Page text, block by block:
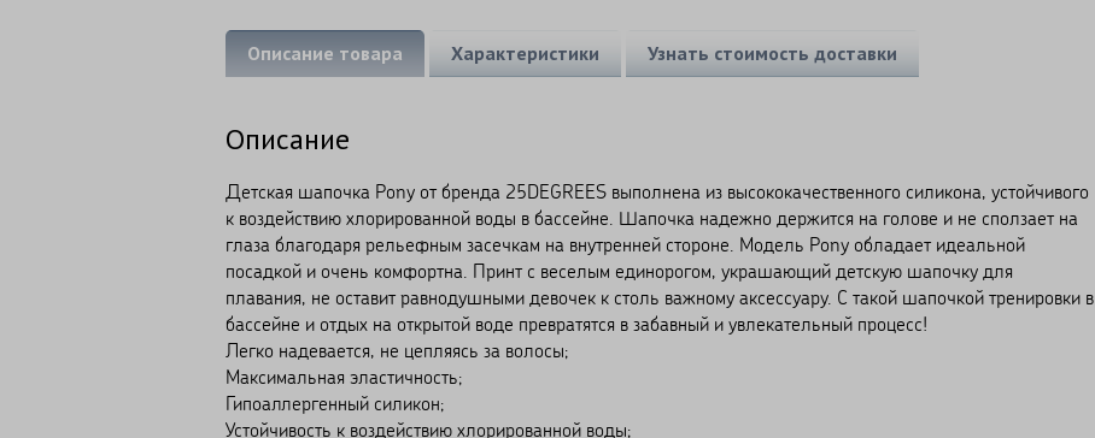
Описание товара Характеристики Узнать стоимость доставки
Описание
Детская шапочка Pony от бренда 25DEGREES выполнена из высококачественного силикона, устойчивого
к воздействию хлорированной воды в бассейне. Шапочка надежно держится на голове и не сползает на
глаза благодаря рельефным засечкам на внутренней стороне. Модель Pony обладает идеальной
посадкой и очень комфортна. Принт с веселым единорогом, украшающий детскую шапочку для
плавания, не оставит равнодушными девочек к столь важному аксессуару. С такой шапочкой тренировки в
бассейне и отдых на открытой воде превратятся в забавный и увлекательный процесс!
Легко надевается, не цепляясь за волосы;
Максимальная эластичность;
Гипоаллергенный силикон;
Устойчивость к воздействию хлорированной воды;